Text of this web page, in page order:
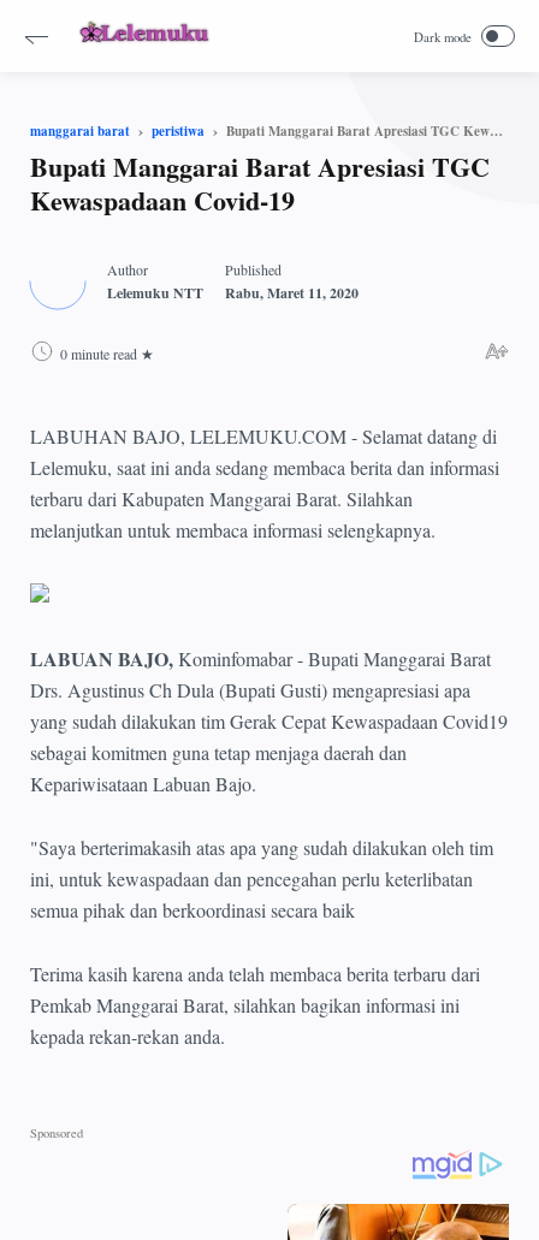
manggarai barat peristiwa Bupati Manggarai Barat Apresiasi TGC Kewaspadaan Covid-19
Bupati Manggarai Barat Apresiasi TGC
Kewaspadaan Covid-19
0 minute read
LABUHAN BAJO, LELEMUKU.COM - Selamat datang di
Lelemuku, saat ini anda sedang membaca berita dan informasi
terbaru dari Kabupaten Manggarai Barat. Silahkan
melanjutkan untuk membaca informasi selengkapnya.
LABUAN BAJO,Kominfomabar - Bupati Manggarai Barat
Drs. Agustinus Ch Dula (Bupati Gusti) mengapresiasi apa
yang sudah dilakukan tim Gerak Cepat Kewaspadaan Covid19
sebagai komitmen guna tetap menjaga daerah dan
Kepariwisataan Labuan Bajo.
"Saya berterimakasih atas apa yang sudah dilakukan oleh tim
ini, untuk kewaspadaan dan pencegahan perlu keterlibatan
semua pihak dan berkoordinasi secara baik
Terima kasih karena anda telah membaca berita terbaru dari
Pemkab Manggarai Barat, silahkan bagikan informasi ini
kepada rekan-rekan anda.